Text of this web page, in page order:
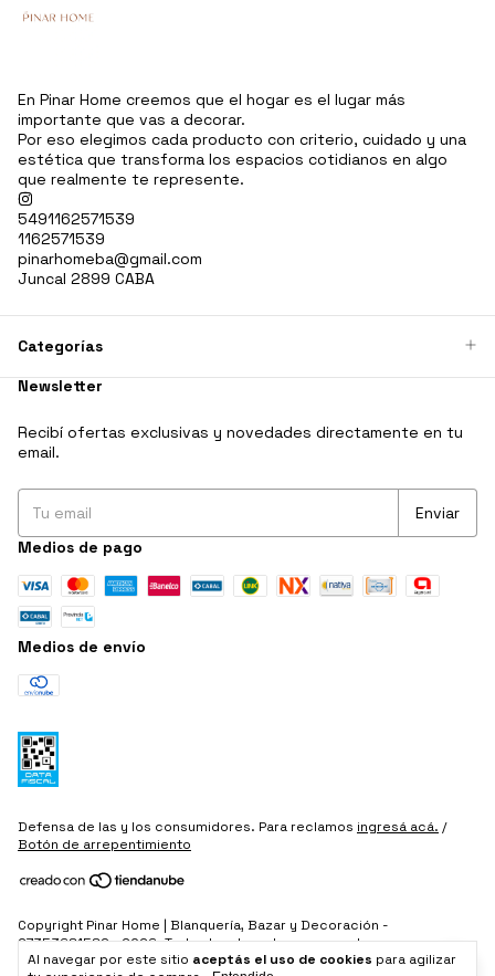
Al navegar por este sitio aceptás el uso de cookies para agilizar
En Pinar Home creemos que el hogar es el lugar más
importante que vas a decorar.
Por eso elegimos cada producto con criterio, cuidado y una
estética que transforma los espacios cotidianos en algo
que realmente te represente.
5491162571539
1162571539
pinarhomeba@gmail.com
Juncal 2899 CABA
Categorías
Newsletter
Recibí ofertas exclusivas y novedades directamente en tu
email.
Medios de pago
Medios de envío
Defensa de las y los consumidores. Para reclamos ingresá acá. /
Botón de arrepentimiento
Copyright Pinar Home | Blanquería, Bazar y Decoración -
27353681589 - 2026. Todos los derechos reservados.